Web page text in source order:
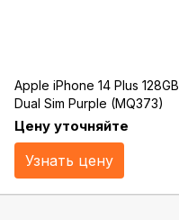
Apple iPhone 14 Plus 128GB
Dual Sim Purple (MQ373)
Цену уточняйте
Узнать цену